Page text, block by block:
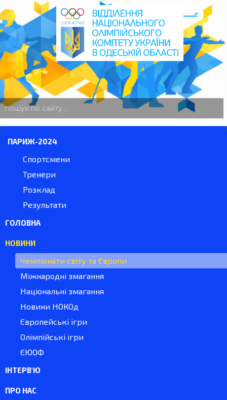
пошук
по
ПАРИЖ-2024
Спортсмени
Тренери
Розклад
Результати
ГОЛОВНА
НОВИНИ
Чемпіонати світу та Європи
Міжнародні змагання
Національні змагання
Новини НОКОд
Європейські ігри
Олімпійські ігри
ЄЮОФ
ІНТЕРВ'Ю
ПРО НАС